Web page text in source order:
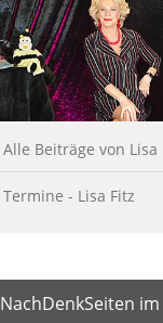
Alle Beiträge von Lisa
Termine - Lisa Fitz
NachDenkSeiten